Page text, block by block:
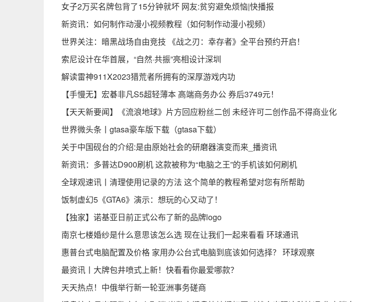
女子2万买名牌包背了15分钟就坏 网友:贫穷避免烦恼|快播报
新资讯：如何制作动漫小视频教程（如何制作动漫小视频）
世界关注：暗黑战场自由竞技 《战之刃：幸存者》全平台预约开启！
索尼设计在华首展，“自然·共振”亮相设计深圳
解读雷神911X2023猎荒者所拥有的深厚游戏内功
【手慢无】宏碁非凡S5超轻薄本 高端商务办公 券后3749元！
【天天新要闻】《流浪地球》片方回应粉丝二创 未经许可二创作品不得商业化
世界微头条丨gtasa豪车版下载（gtasa下载）
关于中国砚台的介绍:是由原始社会的研磨器演变而来_播资讯
新资讯：多普达D900刷机 这款被称为“电脑之王”的手机该如何刷机
全球观速讯丨清理使用记录的方法 这个简单的教程希望对您有所帮助
饭制虚幻5《GTA6》演示：想玩的心又动了！
【独家】诺基亚日前正式公布了新的品牌logo
南京七楼婚纱是什么意思该怎么选 现在让我们一起来看看 环球通讯
惠普台式电脑配置及价格 家用办公台式电脑到底该如何选择？ 环球观察
最资讯丨大牌包井喷式上新！快看看你最爱哪款？
天天热点！中俄举行新一轮亚洲事务磋商